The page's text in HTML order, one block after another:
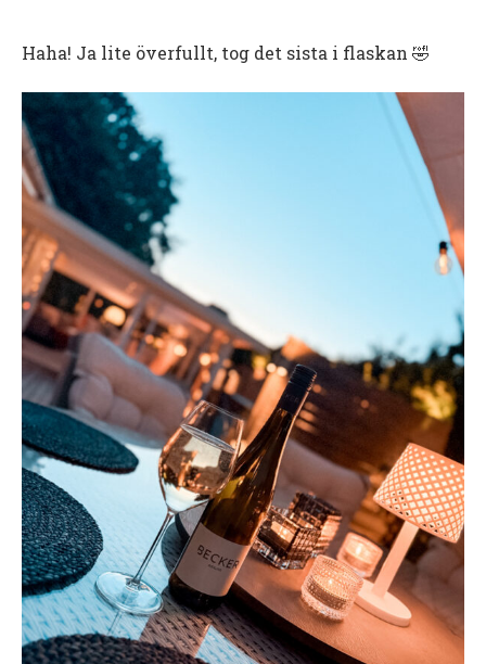
Haha! Ja lite överfullt, tog det sista i flaskan 🤣